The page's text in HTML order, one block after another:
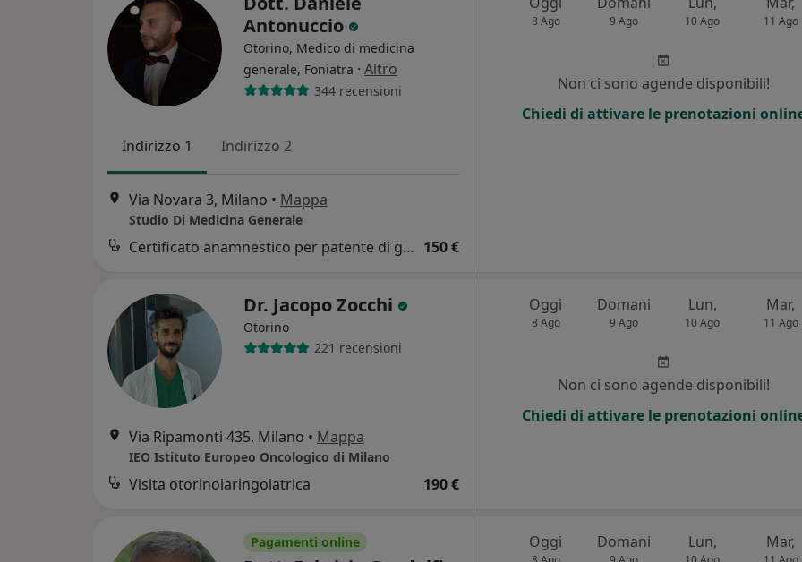
Antonuccio
Otorino, Medico di medicina
generale, Foniatra · Altro
344 recensioni
Indirizzo 1 Indirizzo 2
Via Novara 3, Milano • Mappa
Studio Di Medicina Generale
Certificato anamnestico per patente di guida 150 €
8 Ago 9 Ago 10 Ago 11 Ago
Non ci sono agende disponibili!
Chiedi di attivare le prenotazioni
Dr. Jacopo Zocchi
Otorino
221 recensioni
Via Ripamonti 435, Milano • Mappa
IEO Istituto Europeo Oncologico di Milano
Visita otorinolaringoiatrica 190 €
Oggi
8 Ago
Domani
9 Ago
Lun,
10 Ago
Mar,
11 Ago
Non ci sono agende disponibili!
Chiedi di attivare le prenotazioni
Pagamenti online Oggi Domani Lun, Mar,